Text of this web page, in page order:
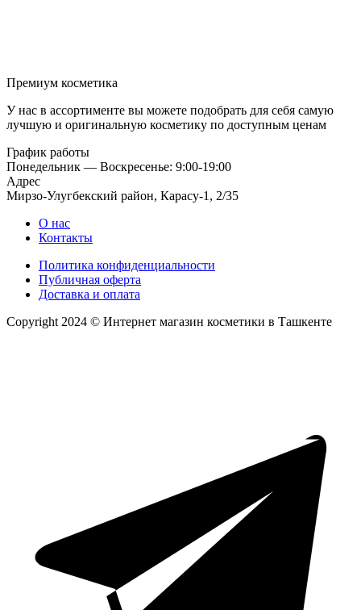
Премиум косметика
У нас в ассортименте вы можете подобрать для себя самую
лучшую и оригинальную косметику по доступным ценам
График работы
Понедельник — Воскресенье: 9:00-19:00
Адрес
Мирзо-Улугбекский район, Карасу-1, 2/35
О нас
Контакты
Политика конфиденциальности
Публичная оферта
Доставка и оплата
Copyright 2024 © Интернет магазин косметики в Ташкенте